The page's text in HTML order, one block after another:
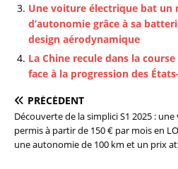
Une voiture électrique bat un
d’autonomie grâce à sa
design aérodynamique
La Chine recule dans la
face à la progression des
PRÉCÉDENT
Découverte de la simplici S1 2025 :
permis à partir de 150 € par mois en
une autonomie de 100 km et un prix